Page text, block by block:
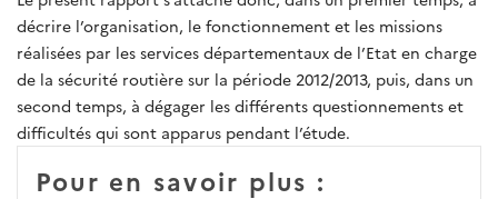
décrire l’organisation, le fonctionnement et les missions
réalisées par les services départementaux de l’Etat en charge
de la sécurité routière sur la période 2012/2013, puis, dans un
second temps, à dégager les différents questionnements et
difficultés qui sont apparus pendant l’étude.
Pour en savoir plus :